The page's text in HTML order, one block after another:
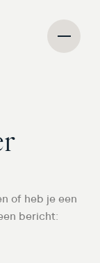
of heb je een
bericht: